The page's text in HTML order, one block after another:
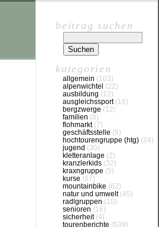
beitrag suchen
kategorien
allgemein (103)
alpenwichtel (22)
ausbildung (12)
ausgleichssport(16)
bergzwerge (12)
familien (8)
flohmarkt(7)
geschäftsstelle (8)
hochtourengruppe (htg) (24)
jugend (30)
kletteranlage (2)
kranzlerkids (32)
kraxngruppe (5)
kurse (67)
mountainbike (62)
natur und umwelt(45)
radlgruppen (10)
senioren (16)
sicherheit(4)
tourenberichte (639)